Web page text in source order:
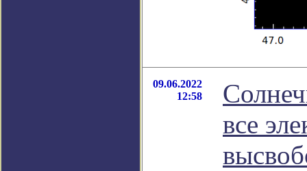
09.06.2022
12:58
все